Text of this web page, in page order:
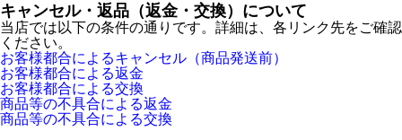
キャンセル・返品（返金・交換）について
当店では以下の条件の通りです。詳細は、各リンク先をご確認
ください。
お客様都合によるキャンセル（商品発送前）
お客様都合による返金
お客様都合による交換
商品等の不具合による返金
商品等の不具合による交換